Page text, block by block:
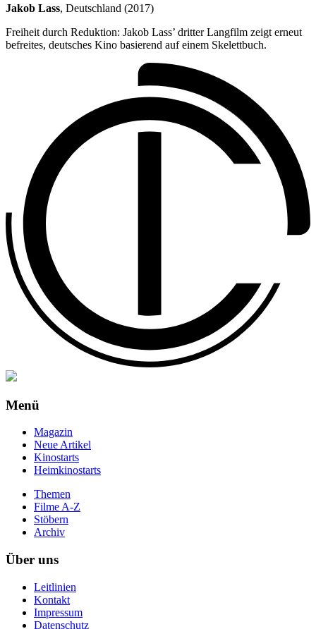
Jakob Lass, Deutschland (2017)
Freiheit durch Reduktion: Jakob Lass’ dritter Langfilm zeigt erneut
befreites, deutsches Kino basierend auf einem Skelettbuch.
Menü
Magazin
Neue Artikel
Kinostarts
Heimkinostarts
Themen
Filme A-Z
Stöbern
Archiv
Über uns
Leitlinien
Kontakt
Impressum
Datenschutz